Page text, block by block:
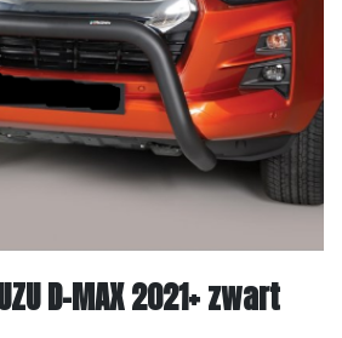
D-MAX 2021+ zwart